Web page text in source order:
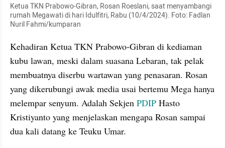
Ketua TKN Prabowo-Gibran, Rosan Roeslani, saat menyambangi
rumah Megawati di hari Idulfitri, Rabu (10/4/2024). Foto: Fadlan
Nuril Fahmi/kumparan
Kehadiran Ketua TKN Prabowo-Gibran di kediaman
kubu lawan, meski dalam suasana Lebaran, tak pelak
membuatnya diserbu wartawan yang penasaran. Rosan
yang dikerubungi awak media usai bertemu Mega hanya
melempar senyum. Adalah Sekjen PDIP Hasto
Kristiyanto yang menjelaskan mengapa Rosan sampai
dua kali datang ke Teuku Umar.